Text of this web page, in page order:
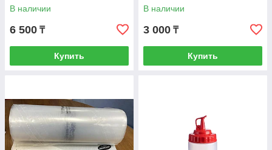
В наличии
6 500 ₸
Купить
В наличии
3 000 ₸
Купить